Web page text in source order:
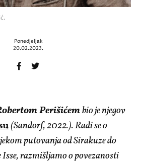
Ponedjeljak
20.02.2023.
Perišićembio je njegov
(Sandorf, 2022.). Radi se o
putovanja od Sirakuze do
Isse, razmišljamo o povezanosti